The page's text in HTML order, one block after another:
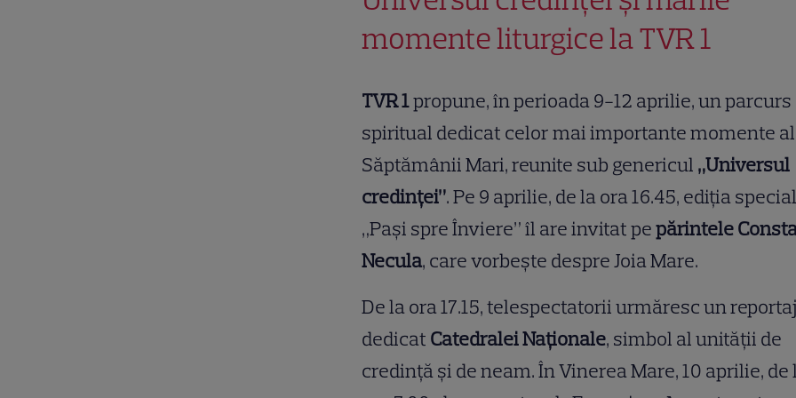
momente liturgice la TVR 1
TVR 1propune, în perioada 9-12 aprilie, un parcurs
spiritual dedicat celor mai importante momente
Săptămânii Mari, reunite sub genericul „Universul
credinței”. Pe 9 aprilie, de la ora 16.45, ediția
„Pași spre Înviere” îl are invitat pepărintele
Necula, care vorbește despre Joia Mare.
De la ora 17.15, telespectatorii urmăresc un reportaj
dedicat Catedralei Naționale, simbol al unității de
credință și de neam. În Vinerea Mare, 10 aprilie, de